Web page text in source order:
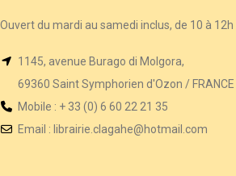
Ouvert du mardi au samedi inclus, de 10 à 12h
1145, avenue Burago di Molgora,
69360 Saint Symphorien d'Ozon / FRANCE
Mobile : + 33 (0) 6 60 22 21 35
Email : librairie .clagahe@hotmail.com